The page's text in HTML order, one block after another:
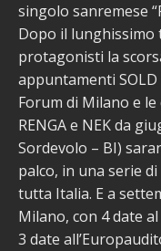
singolo sanremese
Dopo il
protagonisti la
appuntamenti SOLD
Forum di Milano e
RENGA e NEK da
Sordevolo – BI)
palco, in una serie
tutta Italia. E a
Milano, con 4 date
3 date